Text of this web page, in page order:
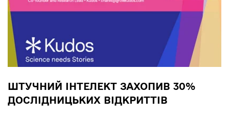
ШТУЧНИЙ ІНТЕЛЕКТ ЗАХОПИВ 30%
ДОСЛІДНИЦЬКИХ ВІДКРИТТІВ